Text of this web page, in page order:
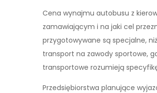
Cena wynajmu autobusu z
zamawiającym i na jaki cel
przygotowywane są specjalne,
transport na zawody sportowe,
transportowe rozumieją
Przedsiębiorstwa planujące